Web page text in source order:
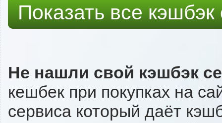
Показать все
Не нашли свой кэшбэк
кешбек при покупках на
сервиса который даёт